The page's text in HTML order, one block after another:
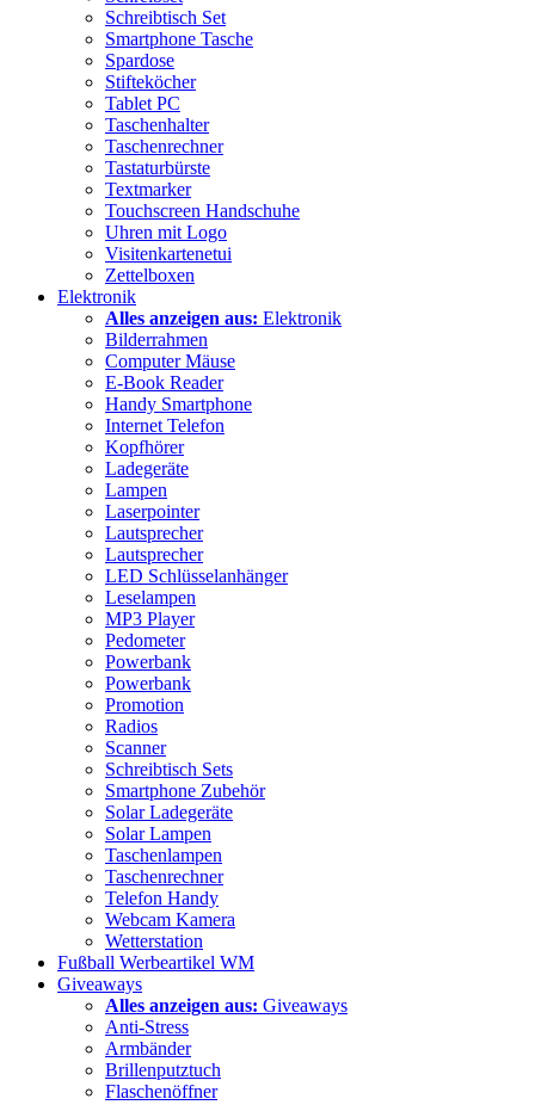
Schreibtisch Set
Smartphone Tasche
Spardose
Stifteköcher
Tablet PC
Taschenhalter
Taschenrechner
Tastaturbürste
Textmarker
Touchscreen Handschuhe
Uhren mit Logo
Visitenkartenetui
Zettelboxen
Elektronik
Alles anzeigen aus: Elektronik
Bilderrahmen
Computer Mäuse
E-Book Reader
Handy Smartphone
Internet Telefon
Kopfhörer
Ladegeräte
Lampen
Laserpointer
Lautsprecher
Lautsprecher
LED Schlüsselanhänger
Leselampen
MP3 Player
Pedometer
Powerbank
Powerbank
Promotion
Radios
Scanner
Schreibtisch Sets
Smartphone Zubehör
Solar Ladegeräte
Solar Lampen
Taschenlampen
Taschenrechner
Telefon Handy
Webcam Kamera
Wetterstation
Fußball Werbeartikel WM
Giveaways
Alles anzeigen aus: Giveaways
Anti-Stress
Armbänder
Brillenputztuch
Flaschenöffner